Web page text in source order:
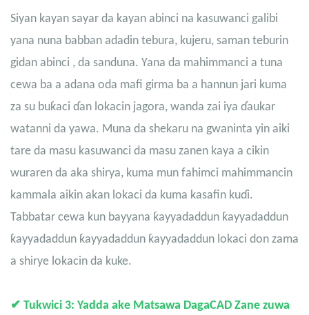
Siyan kayan sayar da kayan abinci na kasuwanci galibi
yana nuna babban adadin tebura, kujeru, saman teburin
gidan abinci , da sanduna. Yana da mahimmanci a tuna
cewa ba a adana oda mafi girma ba a hannun jari kuma
za su buƙaci ɗan lokacin jagora, wanda zai iya ɗaukar
watanni da yawa. Muna da shekaru na gwaninta yin aiki
tare da masu kasuwanci da masu zanen kaya a cikin
wuraren da aka shirya, kuma mun fahimci mahimmancin
kammala aikin akan lokaci da kuma kasafin kuɗi.
Tabbatar cewa kun bayyana ƙayyadaddun ƙayyadaddun
ƙayyadaddun ƙayyadaddun ƙayyadaddun lokaci don zama
a shirye lokacin da kuke.
✔ Tukwici 3: Yadda ake Matsawa DagaCAD Zane zuwa